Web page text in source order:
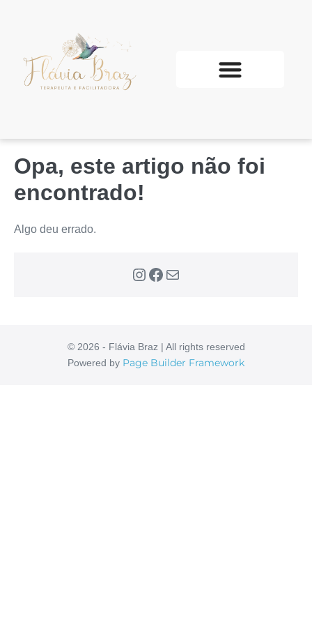
Opa, este artigo não foi
encontrado!
Algo deu errado.
© 2026 - Flávia Braz | All rights reserved
Powered by Page Builder Framework